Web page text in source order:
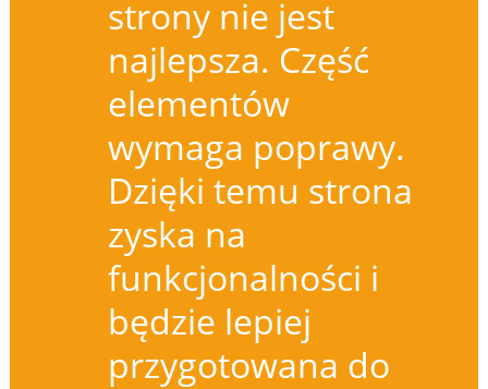
strony nie jest
najlepsza. Część
elementów
wymaga poprawy.
Dzięki temu strona
zyska na
funkcjonalności i
będzie lepiej
przygotowana do